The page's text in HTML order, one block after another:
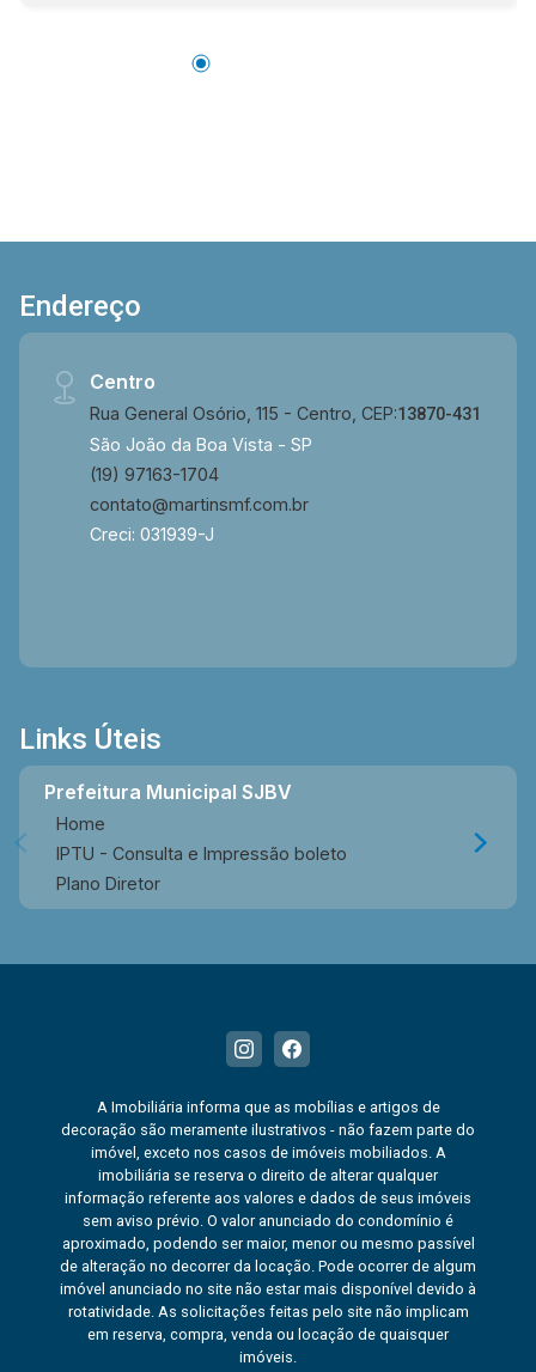
Endereço
Centro
Rua General Osório, 115 - Centro, CEP:13870-431
São João da Boa Vista - SP
(19) 97163-1704
contato@martinsmf.com.br
Creci: 031939-J
Links Úteis
Prefeitura Municipal SJBV
Home
IPTU - Consulta e Impressão boleto
Plano Diretor
A Imobiliária informa que as mobílias e artigos de
decoração são meramente ilustrativos - não fazem parte do
imóvel, exceto nos casos de imóveis mobiliados. A
imobiliária se reserva o direito de alterar qualquer
informação referente aos valores e dados de seus imóveis
sem aviso prévio. O valor anunciado do condomínio é
aproximado, podendo ser maior, menor ou mesmo passível
de alteração no decorrer da locação. Pode ocorrer de algum
imóvel anunciado no site não estar mais disponível devido à
rotatividade. As solicitações feitas pelo site não implicam
em reserva, compra, venda ou locação de quaisquer
imóveis.